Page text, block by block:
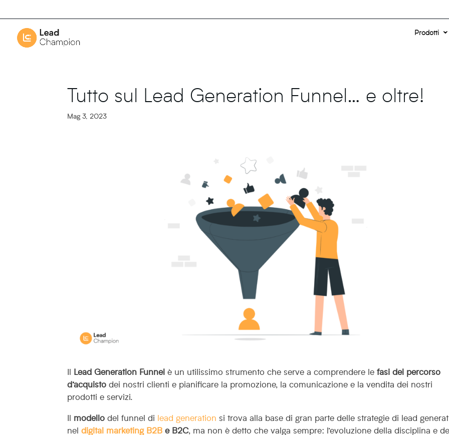
Prodotti
Tutto sul Lead Generation Funnel… e oltre!
Mag 3, 2023
Il Lead Generation Funnel è un utilissimo strumento che serve a comprendere lefasi del percorso
d’acquistodei nostri clienti e pianificare la promozione, la comunicazione e la vendita dei nostri
prodotti e servizi.
Il modello del funnel di lead generation si trova alla base di gran parte delle strategie di lead
neldigital marketing B2B e B2C, ma non è detto che valga sempre: l’evoluzione della disciplina e